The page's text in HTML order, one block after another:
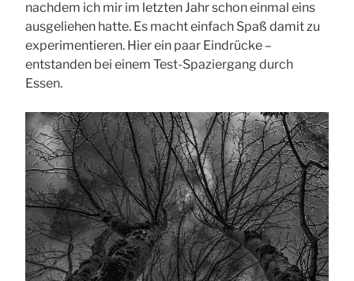
nachdem ich mir im letzten Jahr schon einmal eins
ausgeliehen hatte. Es macht einfach Spaß damit zu
experimentieren. Hier ein paar Eindrücke –
entstanden bei einem Test-Spaziergang durch
Essen.